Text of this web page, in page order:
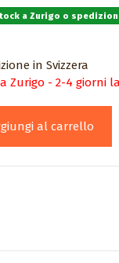
a Zurigo o
in Svizzera
Zurigo - 2-4 giorni
al carrello